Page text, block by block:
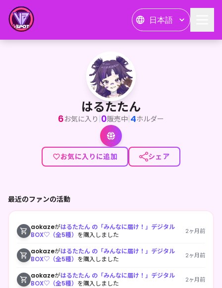
日本語
はるたたん
<p>🦇みんな～こんはる～🩹</p><p>お絵描き大好き気ま
はるたたん
6お気に入り |0販売中|4ホルダー
お気に入りに追加 シェア
最近のファンの活動
aokazeがはるたたん の「みんなに届け！」デジタル
BOX♡（全5種） を購入しました 2ヶ月前
aokazeがはるたたん の「みんなに届け！」デジタル
BOX♡（全5種） を購入しました 2ヶ月前
aokazeがはるたたん の「みんなに届け！」デジタル
BOX♡（全5種） を購入しました 2ヶ月前